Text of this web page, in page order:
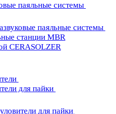
паяльные системы
паяльные системы
станции MBR
CERASOLZER
для пайки
для пайки